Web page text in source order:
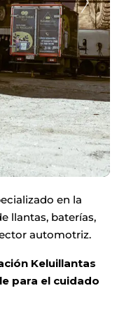
en la
llantas, baterías,
automotriz.
Keluillantas
para el cuidado